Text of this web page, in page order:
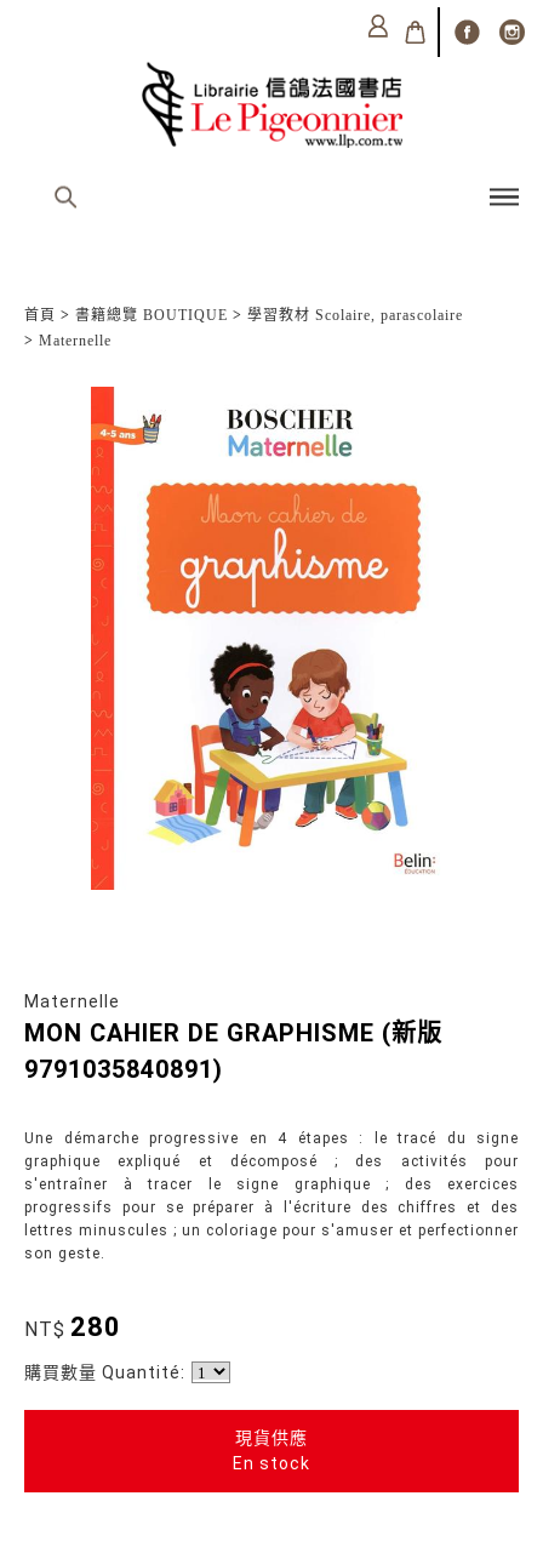
首頁 > 書籍總覽 BOUTIQUE > 學習教材 Scolaire, parascolaire
> Maternelle
Maternelle
MON CAHIER DE GRAPHISME (新版
9791035840891)
Une démarche progressive en 4 étapes : le tracé du signe
graphique expliqué et décomposé ; des activités pour
s'entraîner à tracer le signe graphique ; des exercices
progressifs pour se préparer à l'écriture des chiffres et des
lettres minuscules ; un coloriage pour s'amuser et perfectionner
son geste.
NT$ 280
購買數量 Quantité:
現貨供應
En stock